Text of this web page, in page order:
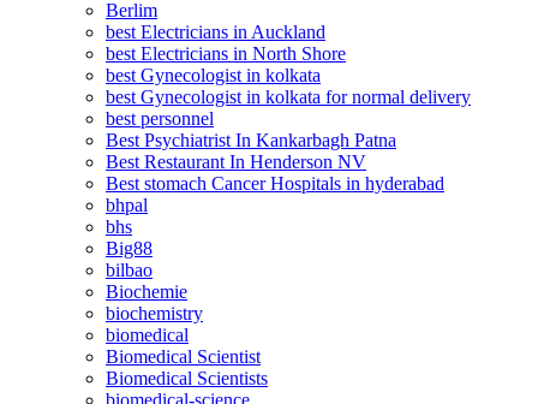
Berlim
best Electricians in Auckland
best Electricians in North Shore
best Gynecologist in kolkata
best Gynecologist in kolkata for normal delivery
best personnel
Best Psychiatrist In Kankarbagh Patna
Best Restaurant In Henderson NV
Best stomach Cancer Hospitals in hyderabad
bhpal
bhs
Big88
bilbao
Biochemie
biochemistry
biomedical
Biomedical Scientist
Biomedical Scientists
biomedical-science